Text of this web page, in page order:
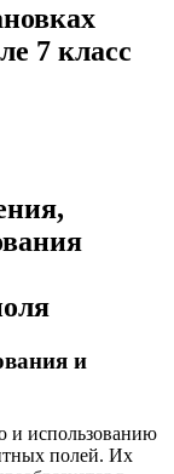
7 класс
и
и использованию
полей. Их